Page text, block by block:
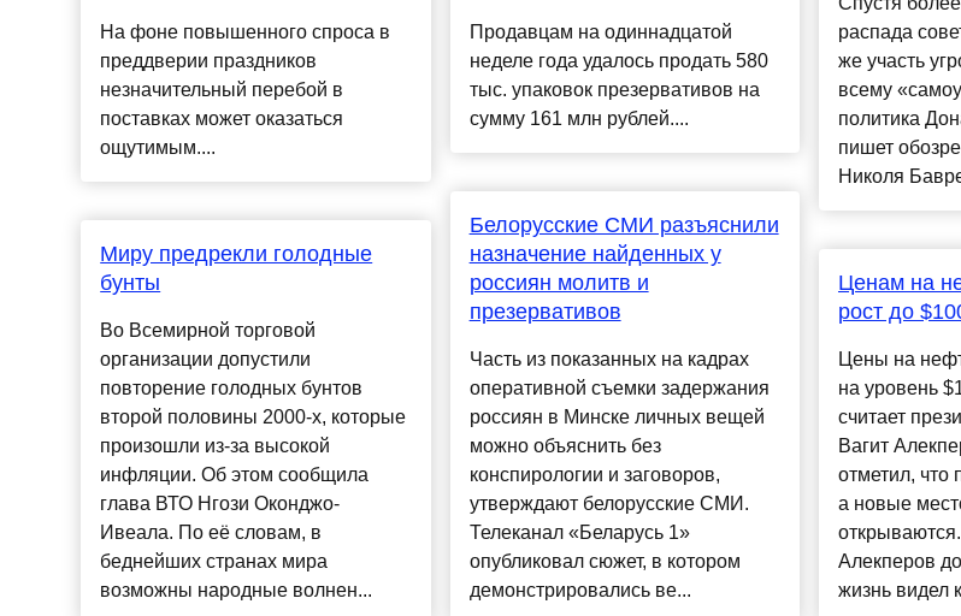
На фоне повышенного спроса в
преддверии праздников
незначительный перебой в
поставках может оказаться
ощутимым....
Миру предрекли голодные
бунты
Во Всемирной торговой
организации допустили
повторение голодных бунтов
второй половины 2000-х, которые
произошли из-за высокой
инфляции. Об этом сообщила
глава ВТО Нгози Оконджо-
Ивеала. По её словам, в
беднейших странах мира
возможны народные волнен...
Продавцам на одиннадцатой
неделе года удалось продать 580
тыс. упаковок презервативов на
сумму 161 млн рублей....
Белорусские СМИ разъяснили
назначение найденных у
россиян молитв и
презервативов
Часть из показанных на кадрах
оперативной съемки задержания
россиян в Минске личных вещей
можно объяснить без
конспирологии и заговоров,
утверждают белорусские СМИ.
Телеканал «Беларусь 1»
опубликовал сюжет, в котором
демонстрировались ве...
распада
же участь
всему
политика
пишет
Николя
Ценам на
рост до
Цены на
на уровень
считает
Вагит
отметил, что
а новые
Алекперов
жизнь видел